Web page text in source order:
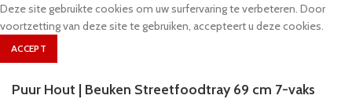
Deze site gebruikte cookies om uw surfervaring te verbeteren. Door
voortzetting van deze site te gebruiken, accepteert u deze cookies.
ACCEPT
Puur Hout | Beuken Streetfoodtray 69 cm 7-vaks